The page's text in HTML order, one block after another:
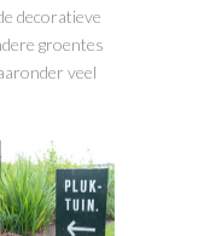
decoratieve
groentes
veel